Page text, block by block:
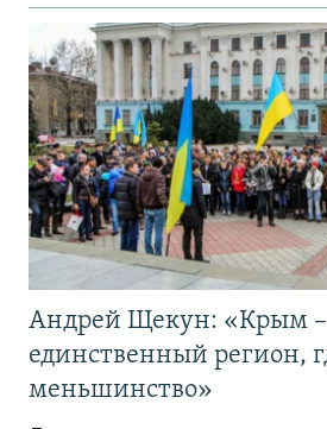
Андрей Щекун: «Крым –
единственный регион,
меньшинство»